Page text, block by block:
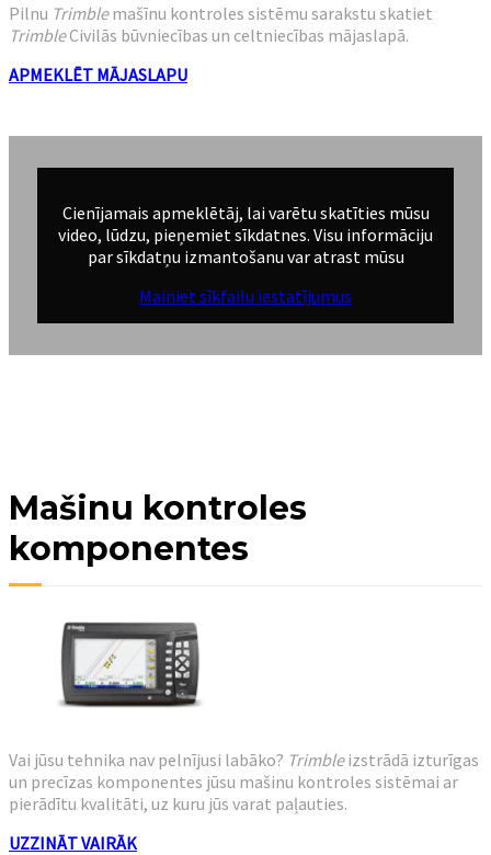
Pilnu Trimblemašīnu kontroles sistēmu sarakstu skatiet
TrimbleCivilās būvniecības un celtniecības mājaslapā.
APMEKLĒT MĀJASLAPU
Cienījamais apmeklētāj, lai varētu skatīties mūsu
video, lūdzu, pieņemiet sīkdatnes. Visu informāciju
par sīkdatņu izmantošanu var atrast mūsu
Mainiet sīkfailu iestatījumus
Mašinu kontroles
komponentes
Vai jūsu tehnika nav pelnījusi labāko? Trimbleizstrādā izturīgas
un precīzas komponentes jūsu mašinu kontroles sistēmai ar
pierādītu kvalitāti, uz kuru jūs varat paļauties.
UZZINĀT VAIRĀK